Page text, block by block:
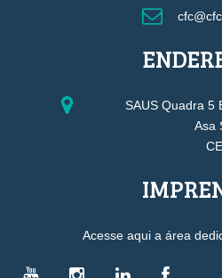
SAUS Quadra 5
Asa
Acesse aqui a área